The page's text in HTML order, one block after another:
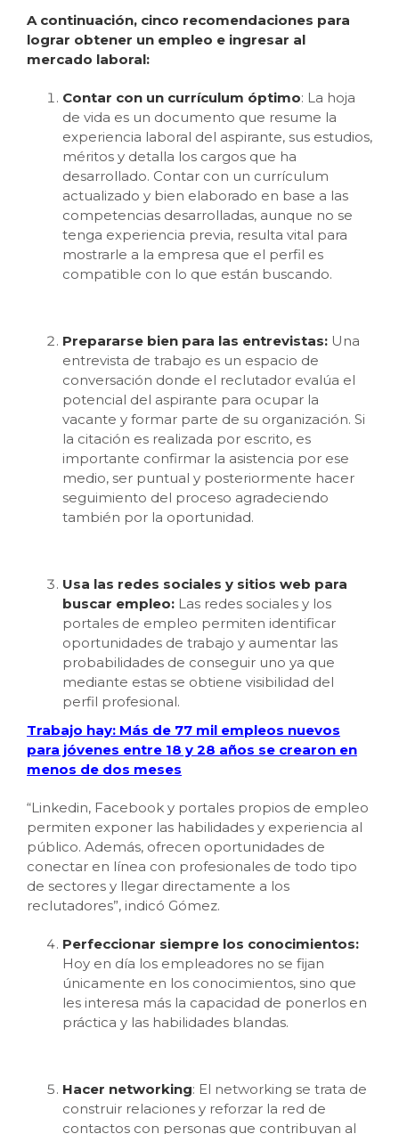
A continuación, cinco recomendaciones para
lograr obtener un empleo e ingresar al
mercado laboral:
Contar con un currículum óptimo: La hoja
de vida es un documento que resume la
experiencia laboral del aspirante, sus estudios,
méritos y detalla los cargos que ha
desarrollado. Contar con un currículum
actualizado y bien elaborado en base a las
competencias desarrolladas, aunque no se
tenga experiencia previa, resulta vital para
mostrarle a la empresa que el perfil es
compatible con lo que están buscando.
Prepararse bien para las entrevistas: Una
entrevista de trabajo es un espacio de
conversación donde el reclutador evalúa el
potencial del aspirante para ocupar la
vacante y formar parte de su organización. Si
la citación es realizada por escrito, es
importante confirmar la asistencia por ese
medio, ser puntual y posteriormente hacer
seguimiento del proceso agradeciendo
también por la oportunidad.
Usa las redes sociales y sitios web para
buscar empleo: Las redes sociales y los
portales de empleo permiten identificar
oportunidades de trabajo y aumentar las
probabilidades de conseguir uno ya que
mediante estas se obtiene visibilidad del
perfil profesional.
Trabajo hay: Más de 77 mil empleos nuevos
para jóvenes entre 18 y 28 años se crearon en
menos de dos meses
“Linkedin, Facebook y portales propios de empleo
permiten exponer las habilidades y experiencia al
público. Además, ofrecen oportunidades de
conectar en línea con profesionales de todo tipo
de sectores y llegar directamente a los
reclutadores”, indicó Gómez.
Perfeccionar siempre los conocimientos:
Hoy en día los empleadores no se fijan
únicamente en los conocimientos, sino que
les interesa más la capacidad de ponerlos en
práctica y las habilidades blandas.
Hacer networking: El networking se trata de
construir relaciones y reforzar la red de
contactos con personas que contribuyan al